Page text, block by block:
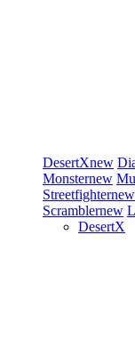
DesertXnew
Monsternew
Streetfighternew
Scramblernew
DesertX